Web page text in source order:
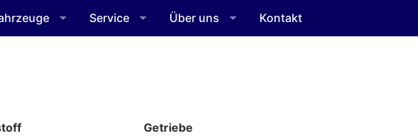
Service Über uns Kontakt
Getriebe